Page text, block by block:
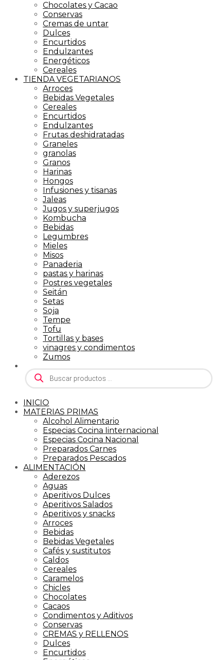
Chocolates y Cacao
Conservas
Cremas de untar
Dulces
Encurtidos
Endulzantes
Energéticos
Cereales
TIENDA VEGETARIANOS
Arroces
Bebidas Vegetales
Cereales
Encurtidos
Endulzantes
Frutas deshidratadas
Graneles
granolas
Granos
Harinas
Hongos
Infusiones y tisanas
Jaleas
Jugos y superjugos
Kombucha
Bebidas
Legumbres
Mieles
Misos
Panaderia
pastas y harinas
Postres vegetales
Seitán
Setas
Soja
Tempe
Tofu
Tortillas y bases
vinagres y condimentos
Zumos
Búsqueda
de
productos
INICIO
MATERIAS PRIMAS
Alcohol Alimentario
Especias Cocina Iinternacional
Especias Cocina Nacional
Preparados Carnes
Preparados Pescados
ALIMENTACIÓN
Aderezos
Aguas
Aperitivos Dulces
Aperitivos Salados
Aperitivos y snacks
Arroces
Bebidas
Bebidas Vegetales
Cafés y sustitutos
Caldos
Cereales
Caramelos
Chicles
Chocolates
Cacaos
Condimentos y Aditivos
Conservas
CREMAS y RELLENOS
Dulces
Encurtidos